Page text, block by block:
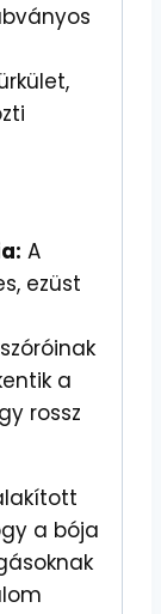
A
ezüst
a
rossz
a bója